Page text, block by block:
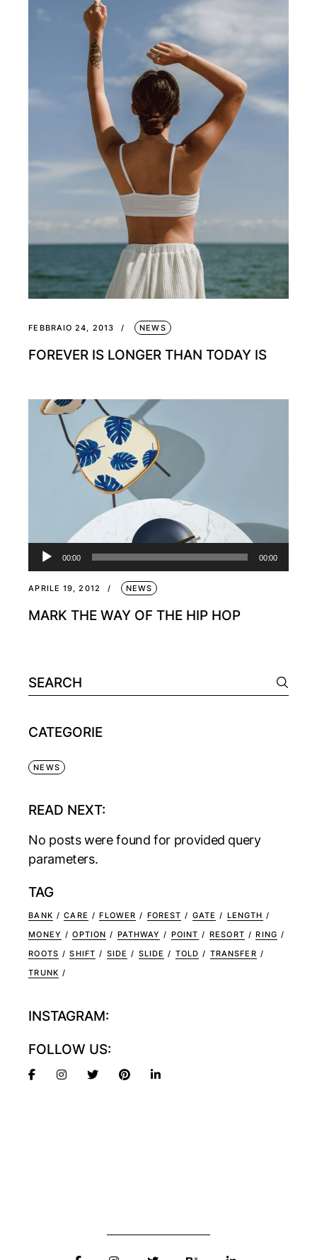
FEBBRAIO 24, 2013 NEWS
FOREVER IS LONGER THAN TODAY IS
Audio
Player
00:00 00:00
APRILE 19, 2012 NEWS
MARK THE WAY OF THE HIP HOP
CATEGORIE
NEWS
READ NEXT:
No posts were found for provided query
parameters.
TAG
BANK CARE FLOWER FOREST GATE
LENGTH
MONEY
OPTION PATHWAY POINT RESORT
RING
ROOTS
SHIFT SIDE SLIDE TOLD
TRANSFER
TRUNK
INSTAGRAM:
FOLLOW US: